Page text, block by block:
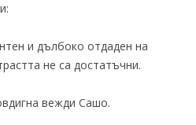
и дълбоко отдаден на
не са достатъчни.
вежди Сашо.